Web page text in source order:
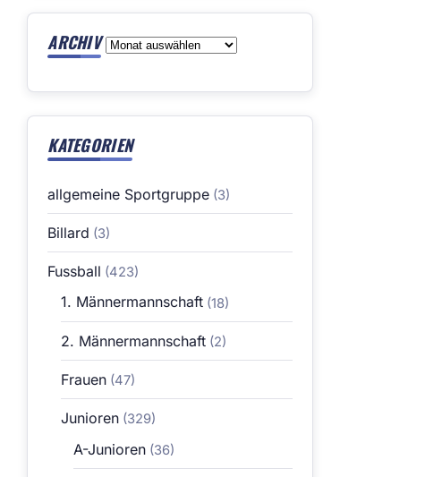
ARCHIV Archiv
KATEGORIEN
allgemeine Sportgruppe (3)
Billard (3)
Fussball (423)
1. Männermannschaft(18)
2. Männermannschaft(2)
Frauen(47)
Junioren(329)
A-Junioren (36)